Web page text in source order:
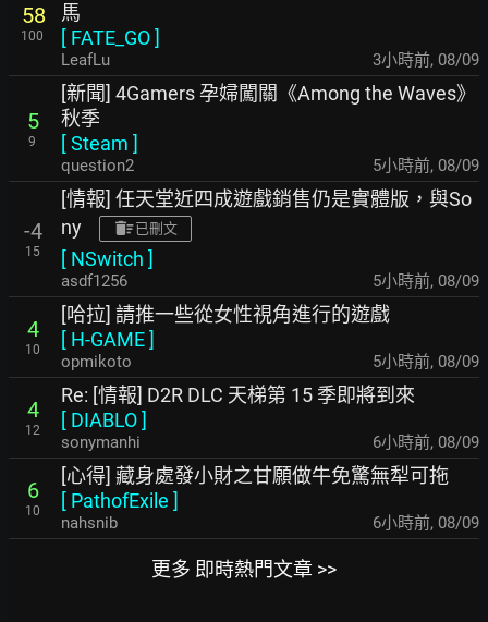
58
100
馬
[ FATE_GO]
LeafLu 3小時前, 08/09
5
9
[新聞] 4Gamers 孕婦闖關《Among the Waves》
秋季
[Steam ]
question2 5小時前, 08/09
-4
15
[情報] 任天堂近四成遊戲銷售仍是實體版，與So
ny
已刪文
[ NSwitch ]
asdf1256 5小時前, 08/09
4
10
[哈拉] 請推一些從女性視角進行的遊戲
[ H-GAME]
opmikoto 5小時前, 08/09
4
12
Re: [情報] D2R DLC 天梯第 15 季即將到來
[ DIABLO]
sonymanhi 6小時前, 08/09
6
10
[心得] 藏身處發小財之甘願做牛免驚無犁可拖
[ PathofExile ]
nahsnib 6小時前, 08/09
更多 即時熱門文章 >>